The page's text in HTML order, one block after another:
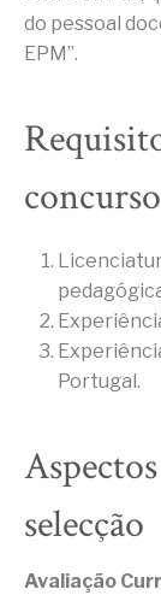
do pessoal
EPM”.
concurso
Portugal.
selecção
Avaliação